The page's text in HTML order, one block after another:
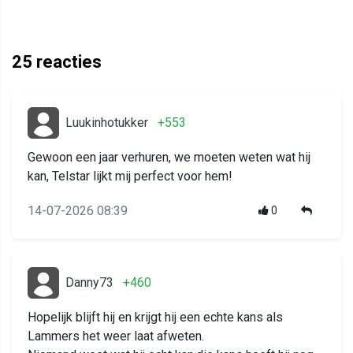
25 reacties
Luukinhotukker +553
Gewoon een jaar verhuren, we moeten weten wat hij
kan, Telstar lijkt mij perfect voor hem!
14-07-2026 08:39 0
Danny73 +460
Hopelijk blijft hij en krijgt hij een echte kans als
Lammers het weer laat afweten.